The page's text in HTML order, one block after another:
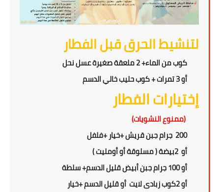
لتنشيط الحرق قبل الفطار
كوب من الماء+ 2 ملعقة صغيرة عسل نحل
أو 3 تمرات + كوب حليب خالي الدسم
إختيارات الفطار
(ممنوع النشويات)
200 جرام جبن قريش +
خيار +فلفل
أو بيضة ( مسلوقة أو أومليت )
أو 100 جرام جبن أبيض قليل الدسم+ سلطة
أو2كوب زبادى لايت أو قليل الدسم +خيار